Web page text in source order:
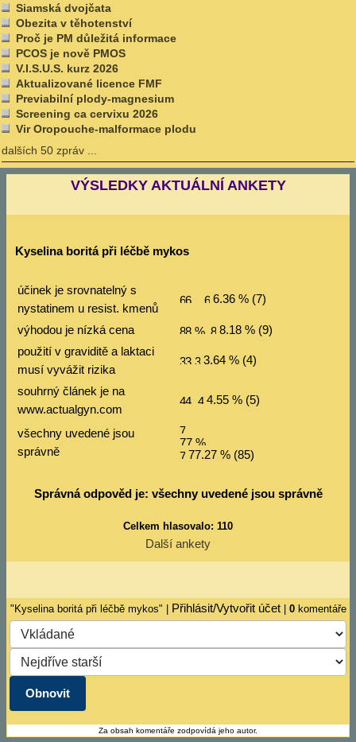
Siamská dvojčata
Obezita v těhotenství
Proč je PM důležitá informace
PCOS je nově PMOS
V.I.S.U.S. kurz 2026
Aktualizované licence FMF
Previabilní plody-magnesium
Screening ca cervixu 2026
Vir Oropouche-malformace plodu
dalších 50 zpráv ...
VÝSLEDKY AKTUÁLNÍ ANKETY
Kyselina boritá při léčbě mykos
účinek je srovnatelný s
nystatinem u resist. kmenů
6.36 % (7)
výhodou je nízká cena
8.18 % (9)
použití v graviditě a laktaci
musí vyvážit rizika
3.64 % (4)
souhrný článek je na
www.actualgyn.com
4.55 % (5)
všechny uvedené jsou
správně
77.27 % (85)
Správná odpověd je: všechny uvedené jsou správně
Celkem hlasovalo: 110
Další ankety
"Kyselina boritá při léčbě mykos" | Přihlásit/Vytvořit účet| 0komentáře
Za obsah komentáře zodpovídá jeho autor.